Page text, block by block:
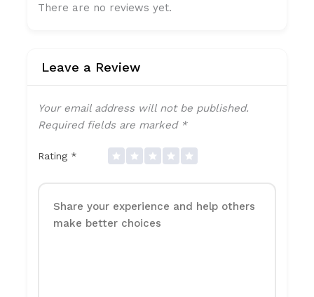
There are no reviews yet.
Leave a Review
Your email address will not be published.
Required fields are marked *
Rating *